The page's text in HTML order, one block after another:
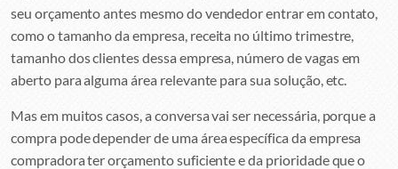
seu orçamento antes mesmo do vendedor entrar em contato,
como o tamanho da empresa, receita no último trimestre,
tamanho dos clientes dessa empresa, número de vagas em
aberto para alguma área relevante para sua solução, etc.
Mas em muitos casos, a conversa vai ser necessária, porque a
compra pode depender de uma área específica da empresa
compradora ter orçamento suficiente e da prioridade que o